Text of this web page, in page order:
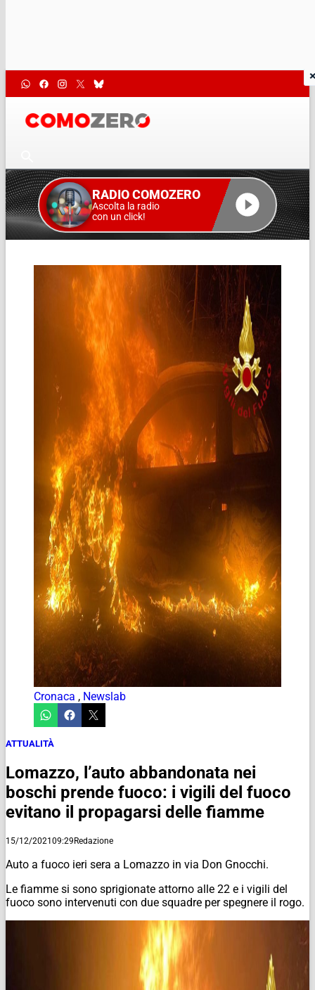
RADIO COMOZERO
Ascolta la radio
con un click!
Cronaca , Newslab
ATTUALITÀ
Lomazzo, l’auto abbandonata nei
boschi prende fuoco: i vigili del fuoco
evitano il propagarsi delle fiamme
15/12/202109:29Redazione
Auto a fuoco ieri sera a Lomazzo in via Don Gnocchi.
Le fiamme si sono sprigionate attorno alle 22 e i vigili del
fuoco sono intervenuti con due squadre per spegnere il rogo.